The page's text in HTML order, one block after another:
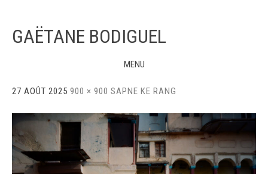
GAËTANE BODIGUEL
MENU
Skip
content
27 AOÛT 2025 900 × 900 SAPNE KE RANG